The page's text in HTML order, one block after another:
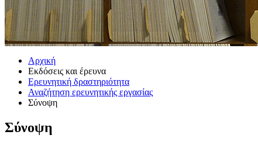
Αρχική
Εκδόσεις και έρευνα
Ερευνητική δραστηριότητα
Αναζήτηση ερευνητικής εργασίας
Σύνοψη
Σύνοψη